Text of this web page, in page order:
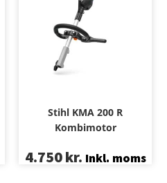
Stihl KMA 200 R
Kombimotor
4.750kr. Inkl. moms